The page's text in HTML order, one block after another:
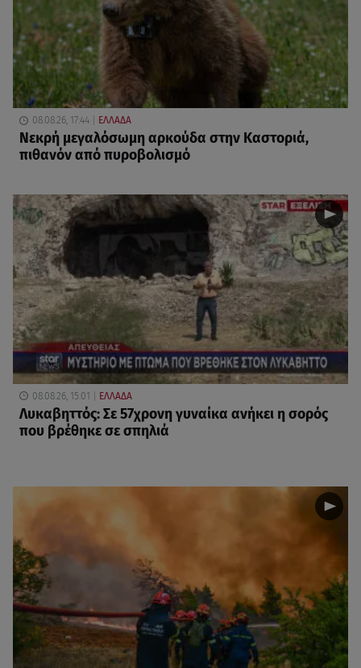
08.08.26, 17:44 ΕΛΛΑΔΑ
Νεκρή μεγαλόσωμη αρκούδα στην Καστοριά,
πιθανόν από πυροβολισμό
08.08.26, 15:01 ΕΛΛΑΔΑ
Λυκαβηττός: Σε 57χρονη γυναίκα ανήκει η σορός
που βρέθηκε σε σπηλιά